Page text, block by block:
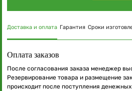
Доставка и оплата Гарантия Сроки
Оплата заказов
После согласования заказа менеджер
Резервирование товара и размещение
происходит после поступления